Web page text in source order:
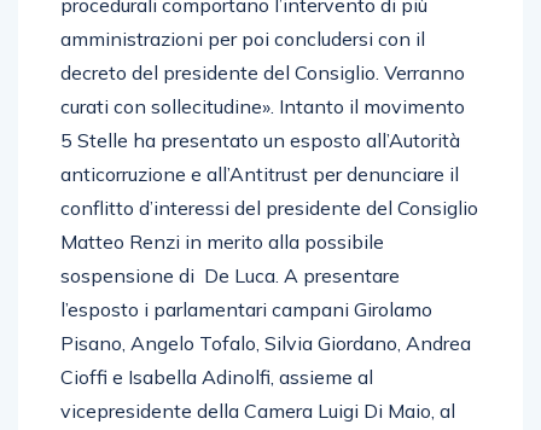
amministrazioni per poi concludersi con il
decreto del presidente del Consiglio. Verranno
curati con sollecitudine». Intanto il movimento
5 Stelle ha presentato un esposto all’Autorità
anticorruzione e all’Antitrust per denunciare il
conflitto d’interessi del presidente del Consiglio
Matteo Renzi in merito alla possibile
sospensione di De Luca. A presentare
l’esposto i parlamentari campani Girolamo
Pisano, Angelo Tofalo, Silvia Giordano, Andrea
Cioffi e Isabella Adinolfi, assieme al
vicepresidente della Camera Luigi Di Maio, al